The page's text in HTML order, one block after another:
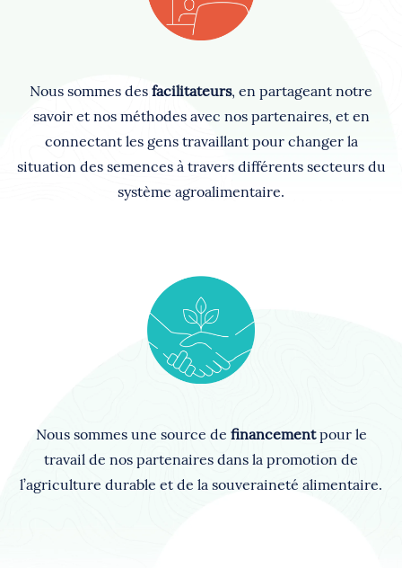
Nous sommes des facilitateurs, en partageant notre
savoir et nos méthodes avec nos partenaires, et en
connectant les gens travaillant pour changer la
situation des semences à travers différents secteurs du
système agroalimentaire.
Nous sommes une source de financementpour le
travail de nos partenaires dans la promotion de
l’agriculture durable et de la souveraineté alimentaire.